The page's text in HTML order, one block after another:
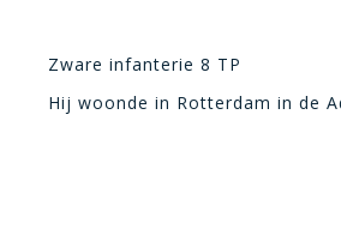
Zware infanterie 8 TP
Hij woonde in Rotterdam in de